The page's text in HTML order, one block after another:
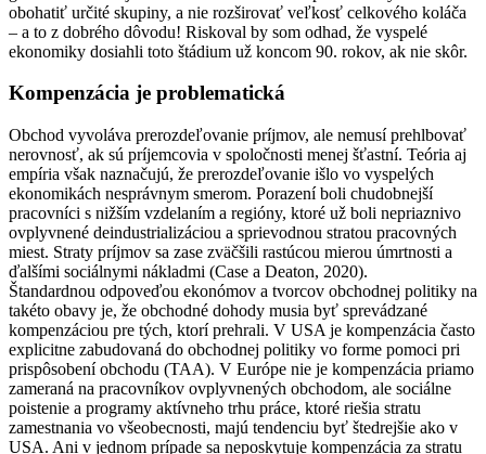
obohatiť určité skupiny, a nie rozširovať veľkosť celkového koláča
– a to z dobrého dôvodu! Riskoval by som odhad, že vyspelé
ekonomiky dosiahli toto štádium už koncom 90. rokov, ak nie skôr.
Kompenzácia je problematická
Obchod vyvoláva prerozdeľovanie príjmov, ale nemusí prehlbovať
nerovnosť, ak sú príjemcovia v spoločnosti menej šťastní. Teória aj
empíria však naznačujú, že prerozdeľovanie išlo vo vyspelých
ekonomikách nesprávnym smerom. Porazení boli chudobnejší
pracovníci s nižším vzdelaním a regióny, ktoré už boli nepriaznivo
ovplyvnené deindustrializáciou a sprievodnou stratou pracovných
miest. Straty príjmov sa zase zväčšili rastúcou mierou úmrtnosti a
ďalšími sociálnymi nákladmi (Case a Deaton, 2020).
Štandardnou odpoveďou ekonómov a tvorcov obchodnej politiky na
takéto obavy je, že obchodné dohody musia byť sprevádzané
kompenzáciou pre tých, ktorí prehrali. V USA je kompenzácia často
explicitne zabudovaná do obchodnej politiky vo forme pomoci pri
prispôsobení obchodu (TAA). V Európe nie je kompenzácia priamo
zameraná na pracovníkov ovplyvnených obchodom, ale sociálne
poistenie a programy aktívneho trhu práce, ktoré riešia stratu
zamestnania vo všeobecnosti, majú tendenciu byť štedrejšie ako v
USA. Ani v jednom prípade sa neposkytuje kompenzácia za stratu